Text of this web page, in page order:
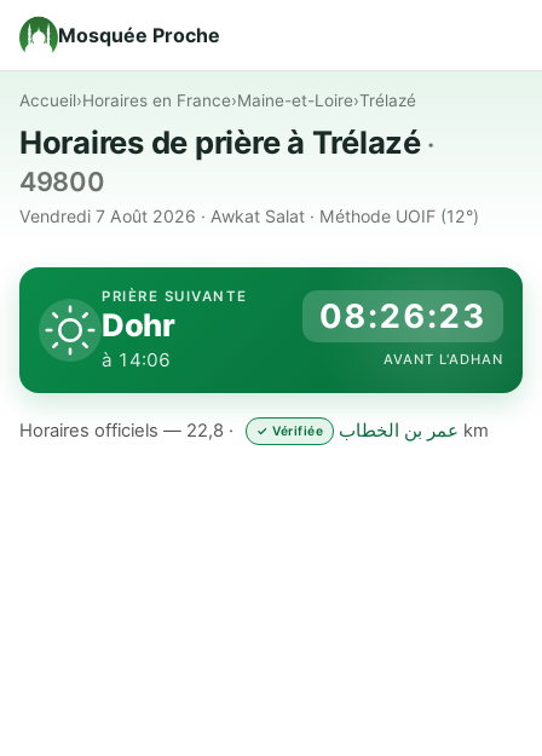
Mosquée Proche
Accueil›Horaires en France›Maine-et-Loire›Trélazé
Horaires de prière à Trélazé·
49800
Vendredi 7 Août 2026 · Awkat Salat · Méthode UOIF (12°)
PRIÈRE SUIVANTE
Dohr
à 14:06
08:26:22
AVANT L'ADHAN
Horaires officiels — عمر بن الخطاب ✓ Vérifiée · 22,8 km